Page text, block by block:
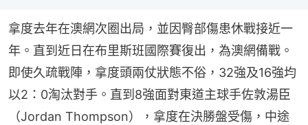
拿度去年在澳網次圈出局，並因臀部傷患休戰接近一
年。直到近日在布里斯班國際賽復出，為澳網備戰。
即使久疏戰陣，拿度頭兩仗狀態不俗，32強及16強均
以2：0淘汰對手。直到8強面對東道主球手佐敦湯臣
（Jordan Thompson），拿度在決勝盤受傷，中途